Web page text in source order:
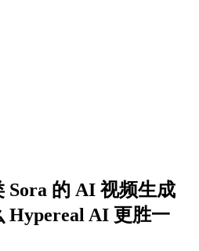
Sora 的 AI 视频生成
Hypereal AI 更胜一